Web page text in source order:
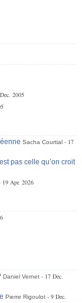
2005
Sacha Courtial
17
pas celle qu’on croit
19 Apr. 2026
Daniel Vernet
17 Dec.
Pierre Rigoulot
9 Dec.